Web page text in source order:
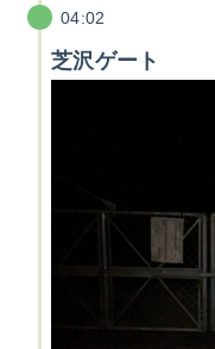
04:02
芝沢ゲート